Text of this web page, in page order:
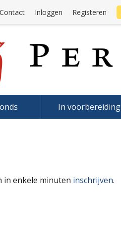
Contact Inloggen Registeren
In voorbereiding
in enkele minuten inschrijven.